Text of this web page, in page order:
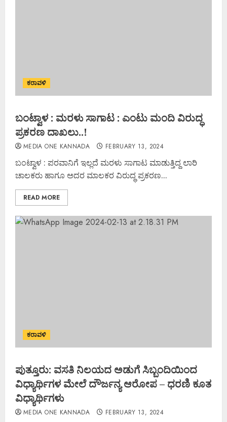
ಕರಾವಳಿ
ಬಂಟ್ವಾಳ : ಮರಳು ಸಾಗಾಟ : ಎಂಟು ಮಂದಿ ವಿರುದ್ಧ
ಪ್ರಕರಣ ದಾಖಲು..!
MEDIA ONE KANNADA FEBRUARY 13, 2024
ಬಂಟ್ವಾಳ : ಪರವಾನಿಗೆ ಇಲ್ಲದೆ ಮರಳು ಸಾಗಾಟ ಮಾಡುತ್ತಿದ್ದ ಲಾರಿ
ಚಾಲಕರು ಹಾಗೂ ಅದರ ಮಾಲಕರ ವಿರುದ್ಧ ಪ್ರಕರಣ...
READ MORE
ಕರಾವಳಿ
ಪುತ್ತೂರು: ವಸತಿ ನಿಲಯದ ಅಡುಗೆ ಸಿಬ್ಬಂದಿಯಿಂದ
ವಿಧ್ಯಾರ್ಥಿಗಳ ಮೇಲೆ ದೌರ್ಜನ್ಯ ಆರೋಪ – ಧರಣಿ ಕೂತ
ವಿಧ್ಯಾರ್ಥಿಗಳು
MEDIA ONE KANNADA FEBRUARY 13, 2024